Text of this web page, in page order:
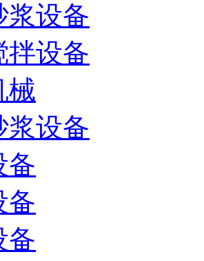
浆设备
拌设备
械
浆设备
备
备
备